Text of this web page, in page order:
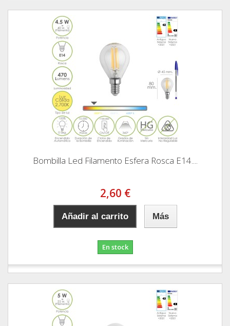
Bombilla Led Filamento Esfera Rosca E14....
2,60 €
Añadir al carrito Más
En stock